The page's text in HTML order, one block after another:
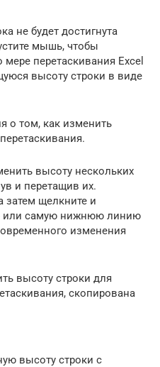
не будет достигнута
мышь, чтобы
перетаскивания Excel
высоту строки в виде
о том, как изменить
высоту нескольких
и перетащив их.
затем щелкните и
или самую нижнюю линию
изменения
высоту строки для
скопирована
высоту строки с